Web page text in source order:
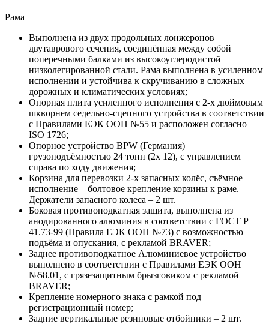
Рама
Выполнена из двух продольных лонжеронов
двутаврового сечения, соединённая между собой
поперечными балками из высокоуглеродистой
низколегированной стали. Рама выполнена в усиленном
исполнении и устойчива к скручиванию в сложных
дорожных и климатических условиях;
Опорная плита усиленного исполнения с 2-х дюймовым
шкворнем седельно-сцепного устройства в соответствии
с Правилами ЕЭК ООН №55 и расположен согласно
ISO 1726;
Опорное устройство BPW (Германия)
грузоподъёмностью 24 тонн (2х 12), с управлением
справа по ходу движения;
Корзина для перевозки 2-х запасных колёс, съёмное
исполнение – болтовое крепление корзины к раме.
Держатели запасного колеса – 2 шт.
Боковая противоподкатная защита, выполнена из
анодированного алюминия в соответствии с ГОСТ Р
41.73-99 (Правила ЕЭК ООН №73) с возможностью
подъёма и опускания, с рекламой BRAVER;
Заднее противоподкатное Алюминиевое устройство
выполнено в соответствии с Правилами ЕЭК ООН
№58.01, с грязезащитным брызговиком с рекламой
BRAVER;
Крепление номерного знака с рамкой под
регистрационный номер;
Задние вертикальные резиновые отбойники – 2 шт.